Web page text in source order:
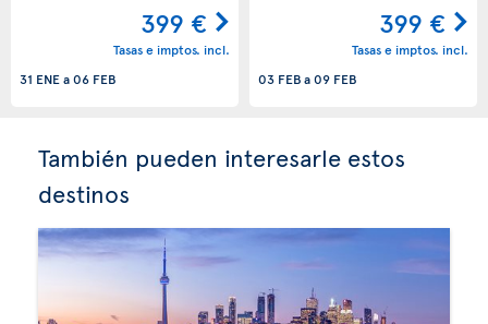
399 €
Tasas e imptos. incl.
31 ENEa06 FEB
399 €
Tasas e imptos. incl.
03 FEBa09 FEB
También pueden interesarle estos
destinos